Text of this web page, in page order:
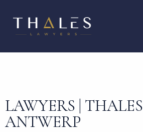
LAWYERS | THALES
ANTWERP